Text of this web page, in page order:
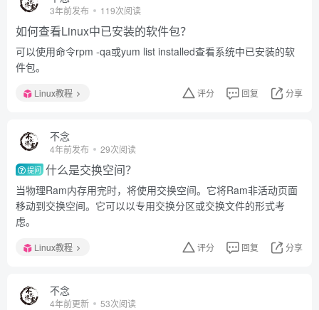
3年前发布 119次阅读
如何查看Linux中已安装的软件包？
可以使用命令rpm -qa或yum list installed查看系统中已安装的软
件包。
Linux教程 评分 回复 分享
不念
4年前发布 29次阅读
提问 什么是交换空间？
当物理Ram内存用完时，将使用交换空间。它将Ram非活动页面
移动到交换空间。它可以以专用交换分区或交换文件的形式考
虑。
Linux教程 评分 回复 分享
不念
4年前更新 53次阅读